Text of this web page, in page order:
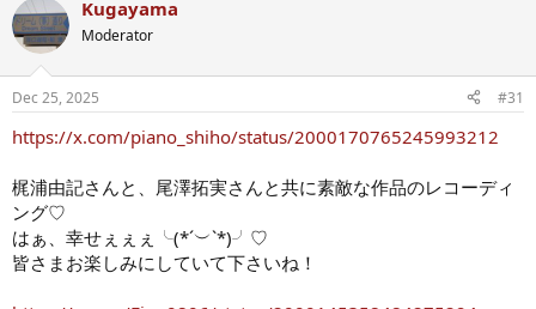
Kugayama
Moderator
Dec 25, 2025 #31
https://x.com/piano_shiho/status/2000170765245993212
梶浦由記さんと、尾澤拓実さんと共に素敵な作品のレコーディ
ング♡
はぁ、幸せぇぇぇ╰(*´︶`*)╯♡
皆さまお楽しみにしていて下さいね！